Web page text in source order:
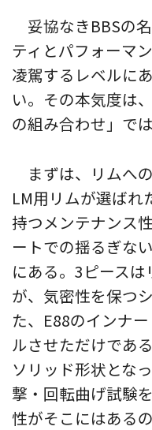
妥協なきBBSの
ティとパフォーマ
凌駕するレベルに
い。その本気度は
の組み合わせ」で
まずは、リムへ
LM用リムが選ばれ
持つメンテナンス
ートでの揺るぎな
にある。3ピース
が、気密性を保つ
た、E88のインナ
ルさせただけであ
ソリッド形状とな
撃・回転曲げ試験
性がそこにはあるの